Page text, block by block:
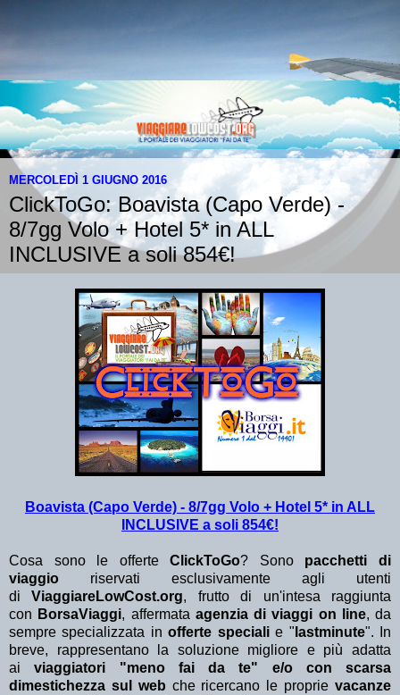
MERCOLEDÌ 1 GIUGNO 2016
ClickToGo: Boavista (Capo Verde) -
8/7gg Volo + Hotel 5* in ALL
INCLUSIVE a soli 854€!
Boavista (Capo Verde) - 8/7gg Volo + Hotel 5* in ALL
INCLUSIVE a soli 854€!
Cosa sono le offerteClickToGo? Sono pacchetti di
viaggio riservati esclusivamente agli utenti
diViaggiareLowCost.org, frutto di un'intesa raggiunta
con BorsaViaggi, affermata agenzia di viaggi on line, da
sempre specializzata in offerte specialie " lastminute". In
breve, rappresentano la soluzione migliore e più adatta
aiviaggiatori "meno fai da te" e/o con scarsa
dimestichezza sul web che ricercano le proprievacanze